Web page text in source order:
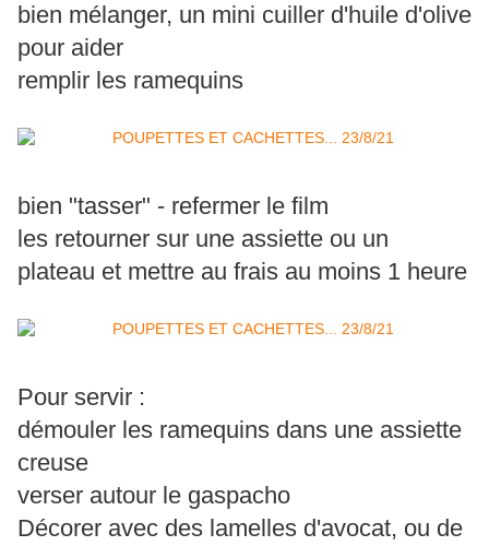
bien mélanger, un mini cuiller d'huile d'olive
pour aider
remplir les ramequins
bien "tasser" - refermer le film
les retourner sur une assiette ou un
plateau et mettre au frais au moins 1 heure
Pour servir :
démouler les ramequins dans une assiette
creuse
verser autour le gaspacho
Décorer avec des lamelles d'avocat, ou de